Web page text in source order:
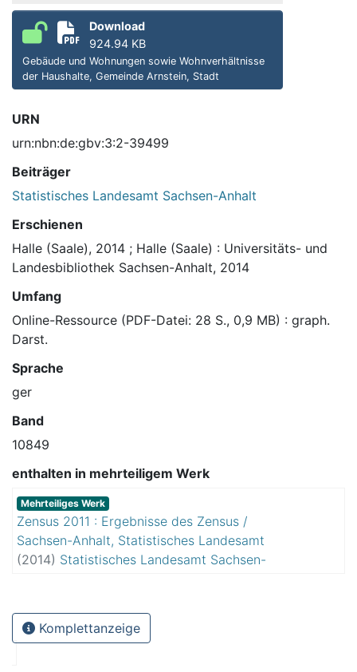
Download
924.94 KB
Gebäude und Wohnungen sowie Wohnverhältnisse
der Haushalte, Gemeinde Arnstein, Stadt
URN
urn:nbn:de:gbv:3:2-39499
Beiträger
Statistisches Landesamt Sachsen-Anhalt
Erschienen
Halle (Saale), 2014 ; Halle (Saale) : Universitäts- und
Landesbibliothek Sachsen-Anhalt, 2014
Umfang
Online-Ressource (PDF-Datei: 28 S., 0,9 MB) : graph.
Darst.
Sprache
ger
Band
10849
enthalten in mehrteiligem Werk
Mehrteiliges Werk
Zensus 2011 : Ergebnisse des Zensus /
Sachsen-Anhalt, Statistisches Landesamt
(2014) Statistisches Landesamt Sachsen-
Komplettanzeige